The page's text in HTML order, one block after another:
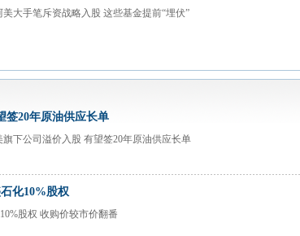
大手笔斥资战略入股 这些基金提前“埋伏”
签20年原油供应长单
下公司溢价入股 有望签20年原油供应长单
化10%股权
股权 收购价较市价翻番